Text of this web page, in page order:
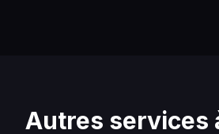
Autres services